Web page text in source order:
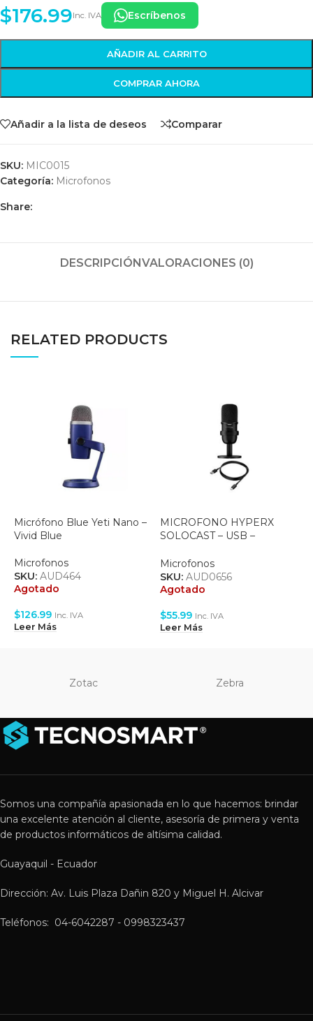
$176.99Inc. IVA Escríbenos
AÑADIR AL CARRITO
COMPRAR AHORA
Añadir a la lista de deseos Comparar
SKU: MIC0015
Categoría: Microfonos
Share:
DESCRIPCIÓNVALORACIONES (0)
RELATED PRODUCTS
Micrófono Blue Yeti Nano –
Vivid Blue
Microfonos
SKU: AUD464
Agotado
$126.99 Inc. IVA
Leer Más
MICROFONO HYPERX
SOLOCAST – USB –
– BLACK (4P5P8AA)
Microfonos
SKU: AUD0656
Agotado
$55.99 Inc. IVA
Leer Más
Zotac Zebra
Somos una compañía apasionada en lo que hacemos: brindar
una excelente atención al cliente, asesoría de primera y venta
de productos informáticos de altísima calidad.
Guayaquil - Ecuador
Dirección: Av. Luis Plaza Dañin 820 y Miguel H. Alcivar
Teléfonos: 04-6042287 - 0998323437